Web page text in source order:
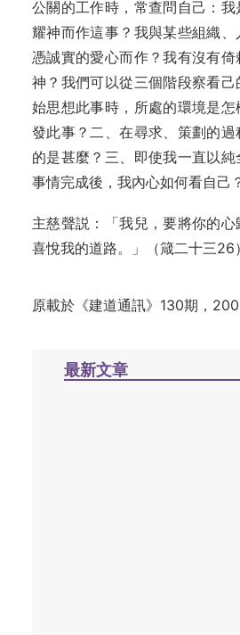
公關的工作時，常查問自己：
耀神而作這事？我與某些組織
憑誠實的愛心而作？我有沒有
神？我們可以從三個階段察看
始思想此事時，所處的環境是怎
發此事？二、在尋求、策劃的
的是甚麼？三、即使我一直以
事情完成後，我內心如何看自己
主慈聲説：「我兒，要將你的
喜悅我的道路。」（箴二十三26）
原載於《建道通訊》130期，
最新文章